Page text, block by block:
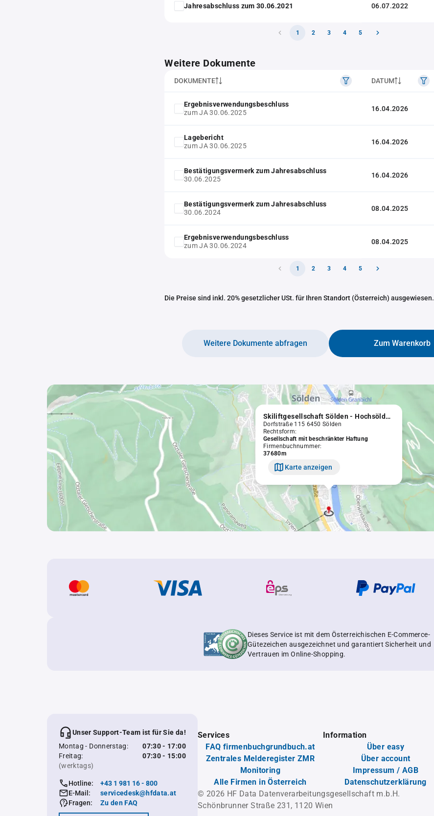
Jahresabschluss zum 30.06.2021 06.07.2022
1 2 3 4 5
Weitere Dokumente
DOKUMENTE DATUM
Ergebnisverwendungsbeschluss
zum JA 30.06.2025
16.04.2026
Lagebericht
zum JA 30.06.2025
16.04.2026
Bestätigungsvermerk zum Jahresabschluss
30.06.2025
16.04.2026
Bestätigungsvermerk zum Jahresabschluss
30.06.2024
08.04.2025
Ergebnisverwendungsbeschluss
zum JA 30.06.2024
08.04.2025
1 2 3 4 5
Die Preise sind inkl. 20% gesetzlicher USt. für Ihren Standort (Österreich) ausgewiesen.
Zum Warenkorb
Weitere Dokumente abfragen
Skiliftgesellschaft Sölden - Hochsölden GmbH
Dorfstraße 115 6450 Sölden
Rechtsform:
Gesellschaft mit beschränkter Haftung
Firmenbuchnummer:
37680m
Karte anzeigen
Dieses Service ist mit dem Österreichischen E-Commerce-
Gütezeichen ausgezeichnet und garantiert Sicherheit und
Vertrauen im Online-Shopping.
Unser Support-Team ist für Sie da!
Montag - Donnerstag:
07:30 - 17:00
Freitag:
07:30 - 15:00
(werktags)
Hotline:
+43 1 981 16 - 800
E-Mail:
servicedesk@hfdata.at
Fragen:
Zu den FAQ
Services
FAQ firmenbuchgrundbuch.at
Zentrales Melderegister ZMR
Monitoring
Alle Firmen in Österreich
Information
Über easy
Über account
Impressum / AGB
Datenschutzerklärung
© 2026 HF Data Datenverarbeitungsgesellschaft m.b.H.
Schönbrunner Straße 231, 1120 Wien